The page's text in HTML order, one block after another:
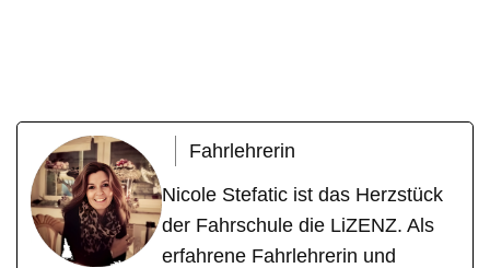
Fahrlehrerin
Nicole Stefatic ist das Herzstück
der Fahrschule die LiZENZ. Als
erfahrene Fahrlehrerin und